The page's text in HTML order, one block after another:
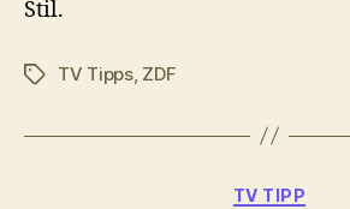
Stil.
Schlagwörter
TV Tipps, ZDF
TV TIPP